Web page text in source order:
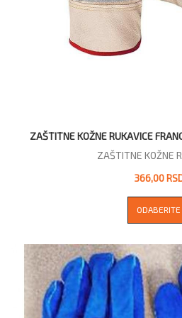
ZAŠTITNE KOŽNE RUKAVICE
ZAŠTITNE KOŽNE
366,00
ODABERITE